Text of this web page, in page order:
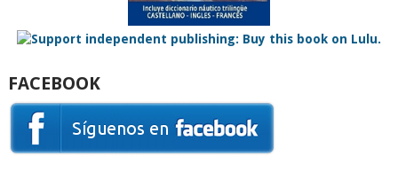
FACEBOOK